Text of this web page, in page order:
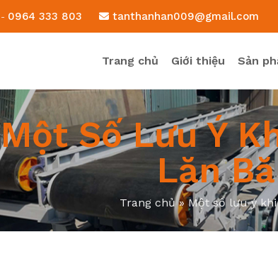
- 0964 333 803 tanthanhan009@gmail.com
Trang chủ Giới thiệu Sản
Một Số Lưu Ý
Lăn
Trang chủ»Một số lưu ý